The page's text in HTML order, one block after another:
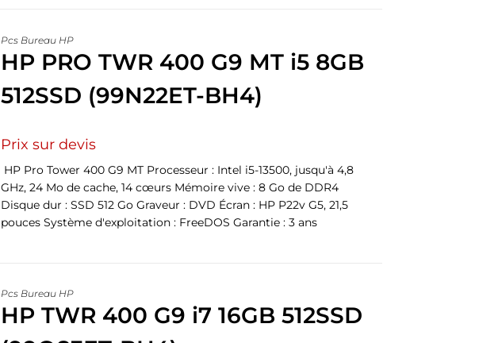
Pcs Bureau HP
HP PRO TWR 400 G9 MT i5 8GB
512SSD (99N22ET-BH4)
Prix sur devis
HP Pro Tower 400 G9 MT Processeur : Intel i5-13500, jusqu'à 4,8
GHz, 24 Mo de cache, 14 cœurs Mémoire vive : 8 Go de DDR4
Disque dur : SSD 512 Go Graveur : DVD Écran : HP P22v G5, 21,5
pouces Système d'exploitation : FreeDOS Garantie : 3 ans
Pcs Bureau HP
HP TWR 400 G9 i7 16GB 512SSD